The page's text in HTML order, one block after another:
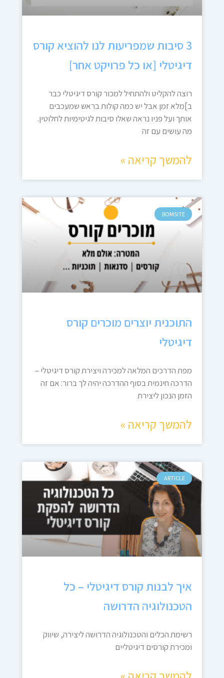
3 סיבות שמפריעות לנו להוציא קורס
דיגיטלי [או כל פרויקט אחר]
רוצה להקליט ולהתחיל למכור קורס דיגיטלי כבר
ב]מלא זמן אבל יש כמה קולות בראש שמעכבים
אותך ועל פניו נראה שאלו סיבות לגיטימיות לחלוטין.
מה עושים עם זה
להמשך קריאה »
BOMSITE
התוכנית יוצרים מוכרים קורס
דיגיטלי
מפת הדרכים המלאה למכירה ויצירת קורס דיגיטלי –
הדרכה חינמית בסוף ההדרכה יהיה לך ברור: אם זה
הזמן הנכון ליצירת
להמשך קריאה »
ARTICLE
איך לבנות קורס דיגיטלי – כל
הטכנולוגיה הדרושה
רשימת הכלים והטכנולוגיה הדרושה ליצירה, שיווק
ומכירת קורסים דיגיטליים